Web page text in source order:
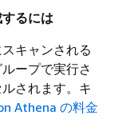
るには
キャンされる
ープで実行さ
されます。キ
Athena の料金